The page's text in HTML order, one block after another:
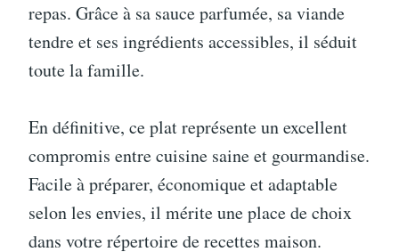
repas. Grâce à sa sauce parfumée, sa viande
tendre et ses ingrédients accessibles, il séduit
toute la famille.
En définitive, ce plat représente un excellent
compromis entre cuisine saine et gourmandise.
Facile à préparer, économique et adaptable
selon les envies, il mérite une place de choix
dans votre répertoire de recettes maison.